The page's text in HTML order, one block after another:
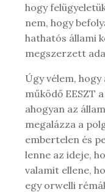
hogy
nem, hogy
hathatós állami
megszerzett
Úgy vélem,
működő EESZT
ahogyan az
megalázza a
embertelen és
lenne az ideje,
valamit ellene,
egy orwelli